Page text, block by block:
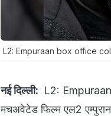
L2: Empuraan box office
नई दिल्ली: L2:
मचअवेटेड फिल्म एल2 एम्पुरान